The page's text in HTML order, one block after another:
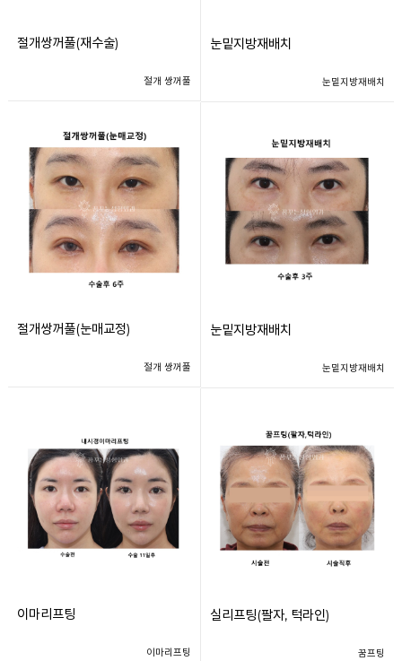
절개쌍꺼풀(재수술)
절개 쌍꺼풀
눈밑지방재배치
눈밑지방재배치
절개쌍꺼풀(눈매교정)
절개 쌍꺼풀
눈밑지방재배치
눈밑지방재배치
이마리프팅
이마리프팅
실리프팅(팔자, 턱라인)
꿈프팅